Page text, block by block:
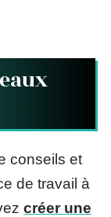
conseils et
de travail à
créer une